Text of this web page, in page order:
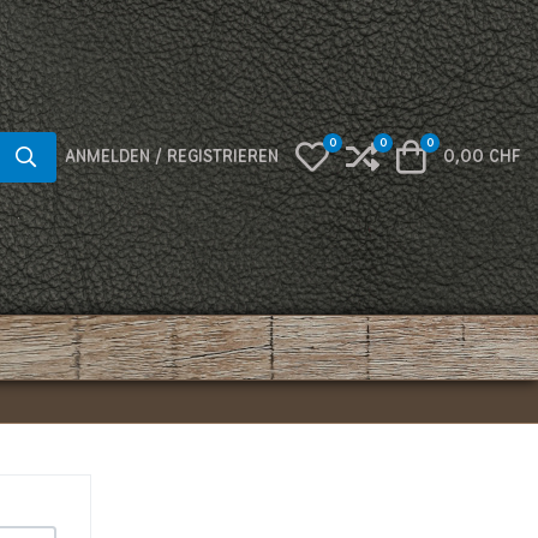
ANMELDEN / REGISTRIEREN My Wishlist
0 Compare
0 Warenkorb
0
0,00 CHF